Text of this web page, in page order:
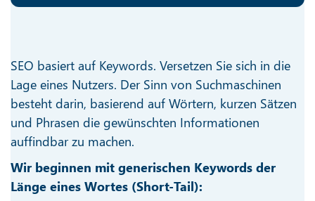
SEO basiert auf Keywords. Versetzen Sie sich in die
Lage eines Nutzers. Der Sinn von Suchmaschinen
besteht darin, basierend auf Wörtern, kurzen Sätzen
und Phrasen die gewünschten Informationen
auffindbar zu machen.
Wir beginnen mit generischen Keywords der
Länge eines Wortes (Short-Tail):